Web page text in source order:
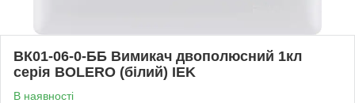
ВК01-06-0-ББ Вимикач двополюсний 1кл
серія BOLERO (білий) IEK
В наявності